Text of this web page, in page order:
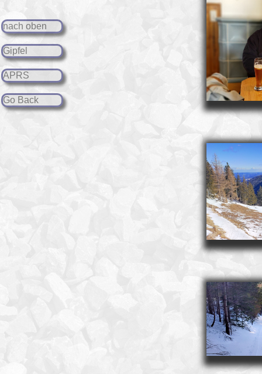
nach oben
Gipfel
APRS
Go Back